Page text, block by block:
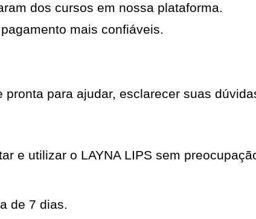
dos cursos em nossa plataforma.
mais confiáveis.
para ajudar, esclarecer suas
e utilizar o LAYNA LIPS sem
de 7 dias.